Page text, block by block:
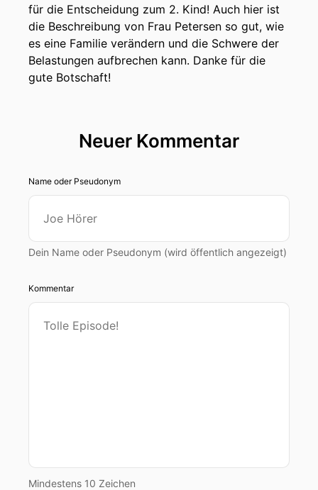
für die Entscheidung zum 2. Kind! Auch hier ist
die Beschreibung von Frau Petersen so gut, wie
es eine Familie verändern und die Schwere der
Belastungen aufbrechen kann. Danke für die
gute Botschaft!
Neuer Kommentar
Name oder Pseudonym
Dein Name oder Pseudonym (wird öffentlich angezeigt)
Kommentar
Mindestens 10 Zeichen